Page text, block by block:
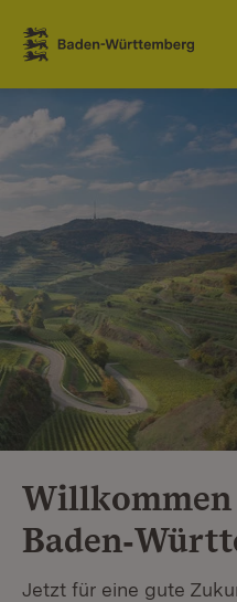
Zum Inhalt springen
Link zur Startseite
Jetzt für eine gute